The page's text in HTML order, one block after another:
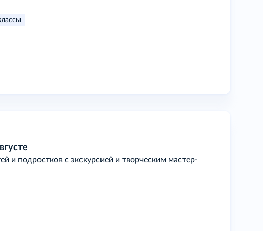
и подростков с экскурсией и творческим мастер-